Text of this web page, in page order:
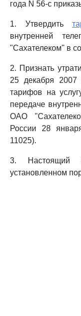
года N 56-с
1. Утвердить
внутренней
"Сахателеком" в
2. Признать
25 декабря
тарифов на
передаче
ОАО
России 28
11025).
3. Настоящий
установленном